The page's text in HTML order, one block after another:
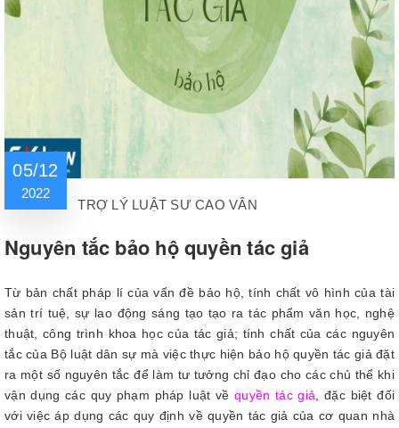
05/12
2022
TRỢ LÝ LUẬT SƯ CAO VÂN
Nguyên tắc bảo hộ quyền tác giả
Từ bản chất pháp lí của vấn đề bảo hộ, tính chất vô hình của tài
sản trí tuệ, sự lao động sáng tạo tạo ra tác phẩm văn học, nghệ
thuật, công trình khoa học của tác giả; tính chất của các nguyên
tắc của Bộ luật dân sự mà việc thực hiện bảo hộ quyền tác giả đặt
ra một số nguyên tắc để làm tư tưởng chỉ đạo cho các chủ thể khi
vận dụng các quy phạm pháp luật vềquyền tác giả , đặc biệt đối
với việc áp dụng các quy định về quyền tác giả của cơ quan nhà